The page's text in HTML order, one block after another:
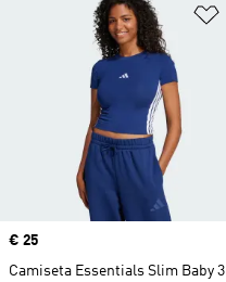
Precio
€ 25
Camiseta Essentials Slim Baby 3